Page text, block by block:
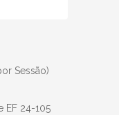
Sessão)
EF 24-105